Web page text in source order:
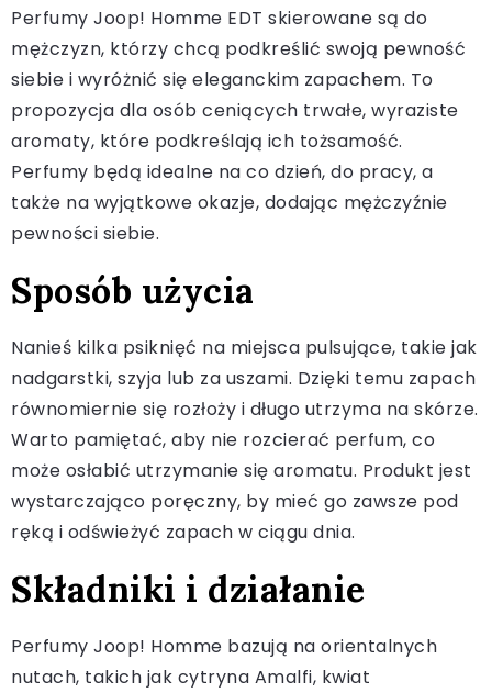
Perfumy Joop! Homme EDT skierowane są do
mężczyzn, którzy chcą podkreślić swoją pewność
siebie i wyróżnić się eleganckim zapachem. To
propozycja dla osób ceniących trwałe, wyraziste
aromaty, które podkreślają ich tożsamość.
Perfumy będą idealne na co dzień, do pracy, a
także na wyjątkowe okazje, dodając mężczyźnie
pewności siebie.
Sposób użycia
Nanieś kilka psiknięć na miejsca pulsujące, takie jak
nadgarstki, szyja lub za uszami. Dzięki temu zapach
równomiernie się rozłoży i długo utrzyma na skórze.
Warto pamiętać, aby nie rozcierać perfum, co
może osłabić utrzymanie się aromatu. Produkt jest
wystarczająco poręczny, by mieć go zawsze pod
ręką i odświeżyć zapach w ciągu dnia.
Składniki i działanie
Perfumy Joop! Homme bazują na orientalnych
nutach, takich jak cytryna Amalfi, kwiat